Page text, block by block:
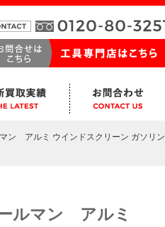
ン アルミ ウインドスクリーン ガソリン
ルマン アルミ